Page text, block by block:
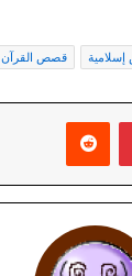
قصص القرآن
بينتيريست